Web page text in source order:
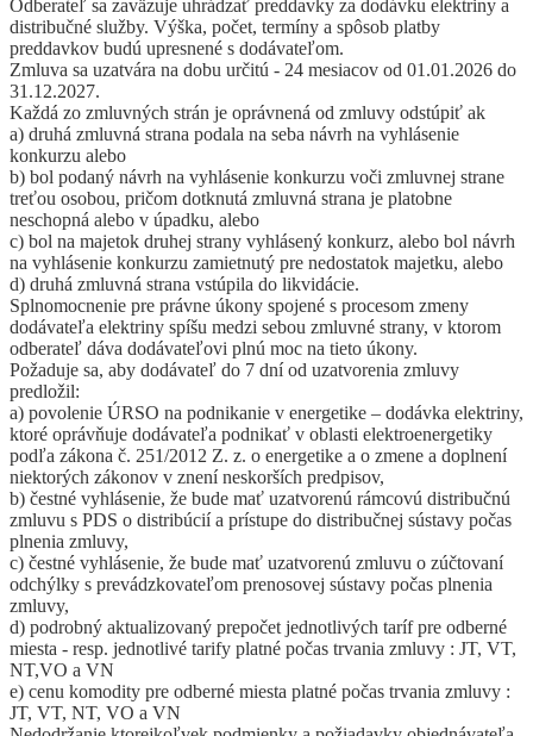
Odberateľ sa zaväzuje uhrádzať preddavky za dodávku elektriny a
distribučné služby. Výška, počet, termíny a spôsob platby
preddavkov budú upresnené s dodávateľom.
Zmluva sa uzatvára na dobu určitú - 24 mesiacov od 01.01.2026 do
31.12.2027.
Každá zo zmluvných strán je oprávnená od zmluvy odstúpiť ak
a) druhá zmluvná strana podala na seba návrh na vyhlásenie
konkurzu alebo
b) bol podaný návrh na vyhlásenie konkurzu voči zmluvnej strane
treťou osobou, pričom dotknutá zmluvná strana je platobne
neschopná alebo v úpadku, alebo
c) bol na majetok druhej strany vyhlásený konkurz, alebo bol návrh
na vyhlásenie konkurzu zamietnutý pre nedostatok majetku, alebo
d) druhá zmluvná strana vstúpila do likvidácie.
Splnomocnenie pre právne úkony spojené s procesom zmeny
dodávateľa elektriny spíšu medzi sebou zmluvné strany, v ktorom
odberateľ dáva dodávateľovi plnú moc na tieto úkony.
Požaduje sa, aby dodávateľ do 7 dní od uzatvorenia zmluvy
predložil:
a) povolenie ÚRSO na podnikanie v energetike – dodávka elektriny,
ktoré oprávňuje dodávateľa podnikať v oblasti elektroenergetiky
podľa zákona č. 251/2012 Z. z. o energetike a o zmene a doplnení
niektorých zákonov v znení neskorších predpisov,
b) čestné vyhlásenie, že bude mať uzatvorenú rámcovú distribučnú
zmluvu s PDS o distribúcií a prístupe do distribučnej sústavy počas
plnenia zmluvy,
c) čestné vyhlásenie, že bude mať uzatvorenú zmluvu o zúčtovaní
odchýlky s prevádzkovateľom prenosovej sústavy počas plnenia
zmluvy,
d) podrobný aktualizovaný prepočet jednotlivých taríf pre odberné
miesta - resp. jednotlivé tarify platné počas trvania zmluvy : JT, VT,
NT,VO a VN
e) cenu komodity pre odberné miesta platné počas trvania zmluvy :
JT, VT, NT, VO a VN